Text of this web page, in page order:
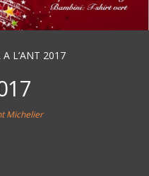
A L’ANT 2017
Michelier